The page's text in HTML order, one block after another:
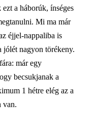
a háborúk, ínséges
Mi ma már
éjjel-nappaliba is
jólét nagyon törékeny.
már egy
becsukjanak a
1 hétre elég az a
van.